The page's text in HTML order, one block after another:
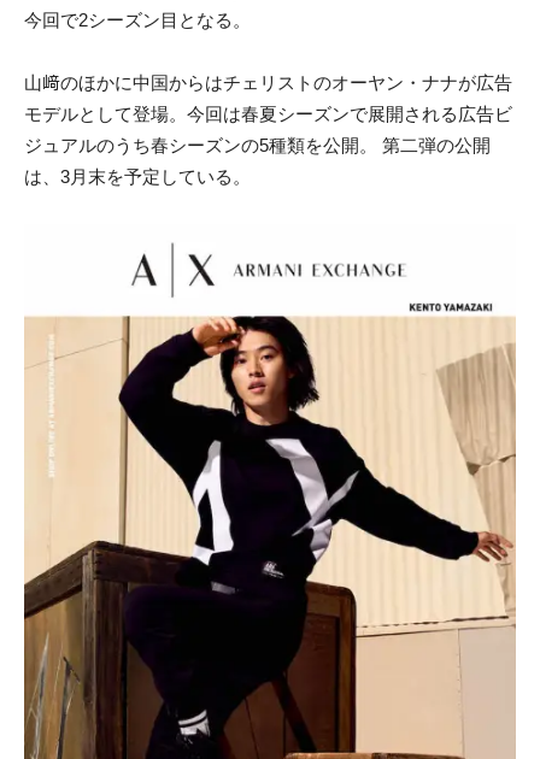
今回で2シーズン目となる。
山﨑のほかに中国からはチェリストのオーヤン・ナナが広告
モデルとして登場。今回は春夏シーズンで展開される広告ビ
ジュアルのうち春シーズンの5種類を公開。 第二弾の公開
は、3月末を予定している。